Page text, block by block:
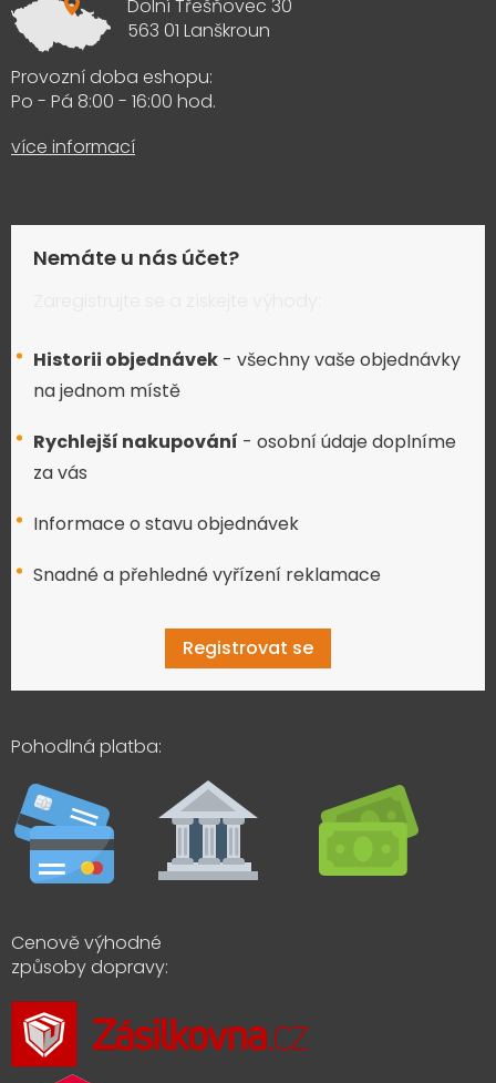
Dolní Třešňovec 30
563 01 Lanškroun
Provozní doba eshopu:
Po - Pá 8:00 - 16:00 hod.
více informací
Nemáte u nás účet?
Historii objednávek - všechny vaše objednávky
na jednom místě
Rychlejší nakupování - osobní údaje doplníme
za vás
Informace o stavu objednávek
Snadné a přehledné vyřízení reklamace
Registrovat se
Pohodlná platba:
Cenově výhodné
způsoby dopravy: